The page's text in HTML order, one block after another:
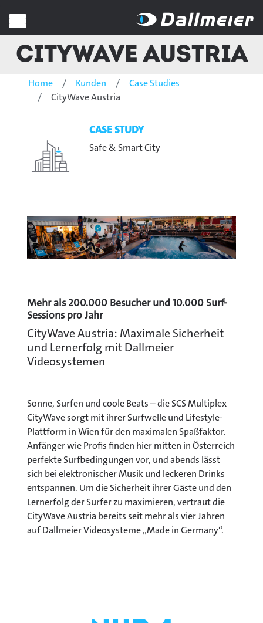
CityWave Austria
Home Kunden
Case Studies
CityWave Austria
CASE STUDY
Safe & Smart City
Mehr als 200.000 Besucher und 10.000 Surf-
Sessions pro Jahr
CityWave Austria: Maximale Sicherheit
und Lernerfolg mit Dallmeier
Videosystemen
Sonne, Surfen und coole Beats – die SCS Multiplex
CityWave sorgt mit ihrer Surfwelle und Lifestyle-
Plattform in Wien für den maximalen Spaßfaktor.
Anfänger wie Profis finden hier mitten in Österreich
perfekte Surfbedingungen vor, und abends lässt
sich bei elektronischer Musik und leckeren Drinks
entspannen. Um die Sicherheit ihrer Gäste und den
Lernerfolg der Surfer zu maximieren, vertraut die
CityWave Austria bereits seit mehr als vier Jahren
auf Dallmeier Videosysteme „Made in Germany“.